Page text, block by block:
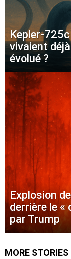
Kepler-
vivaient
évolué ?
Explosion
derrière le «
par Trump
MORE STORIES